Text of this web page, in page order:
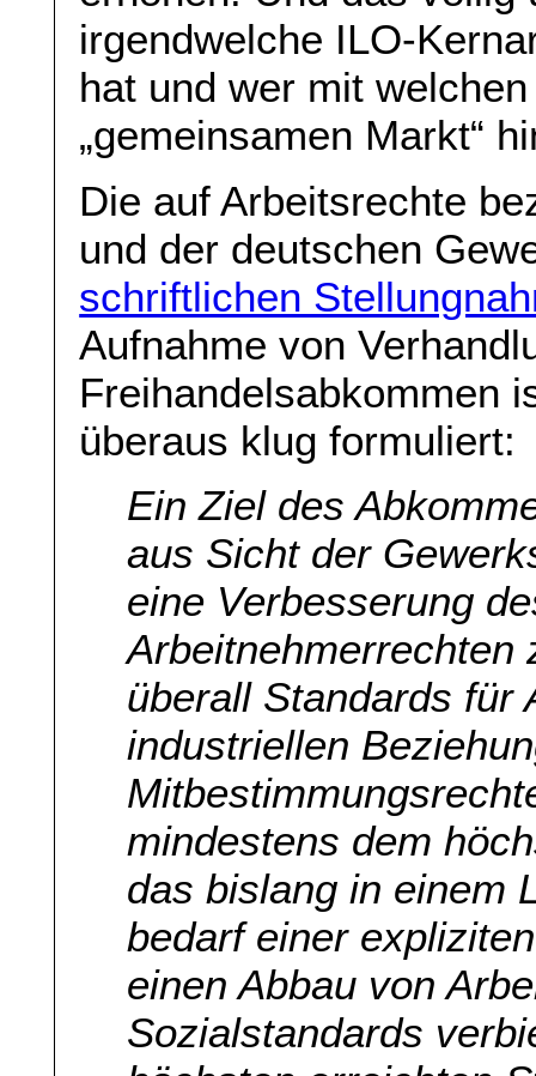
irgendwelche ILO-
hat und wer mit
„gemeinsamen Markt“
Die auf Arbeitsrechte
und der deutschen
schriftlichen
Aufnahme von
Freihandelsabkommen
überaus klug formuliert:
Ein Ziel des
aus Sicht der
eine Verbesserung
Arbeitnehmerrechten
überall Standards für
industriellen
mindestens dem
das bislang in einem
bedarf einer
einen Abbau von
Sozialstandards